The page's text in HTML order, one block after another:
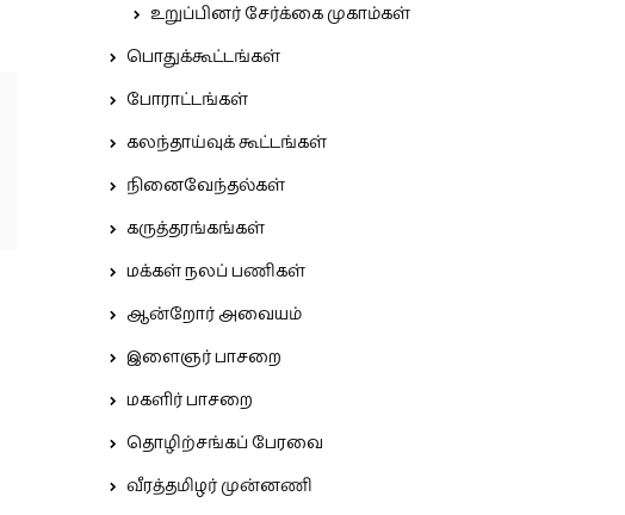
உறுப்பினர் சேர்க்கை முகாம்கள்
பொதுக்கூட்டங்கள்
போராட்டங்கள்
கலந்தாய்வுக் கூட்டங்கள்
நினைவேந்தல்கள்
கருத்தரங்கங்கள்
மக்கள் நலப் பணிகள்
ஆன்றோர் அவையம்
இளைஞர் பாசறை
மகளிர் பாசறை
தொழிற்சங்கப் பேரவை
வீரத்தமிழர் முன்னணி